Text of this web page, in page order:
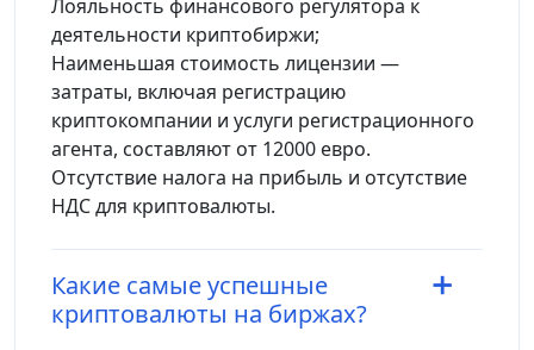
Лояльность финансового регулятора к
деятельности криптобиржи;
Наименьшая стоимость лицензии —
затраты, включая регистрацию
криптокомпании и услуги регистрационного
агента, составляют от 12000 евро.
Отсутствие налога на прибыль и отсутствие
НДС для криптовалюты.
Какие самые успешные
криптовалюты на биржах?